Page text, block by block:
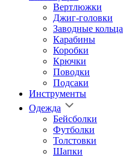
Вертлюжки
Джиг-головки
Заводные кольца
Карабины
Коробки
Крючки
Поводки
Подсаки
Инструменты
Одежда
Бейсболки
Футболки
Толстовки
Шапки